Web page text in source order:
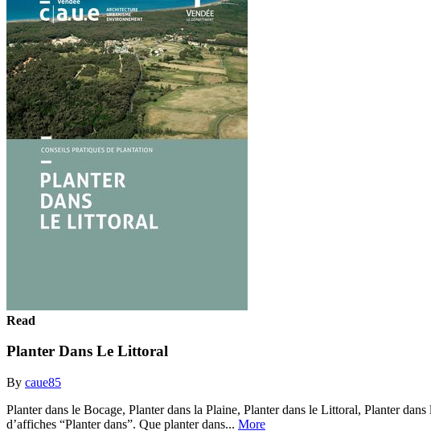
Read
Planter Dans Le Littoral
By caue85
Planter dans le Bocage, Planter dans la Plaine, Planter dans le Littoral, Planter
d’affiches “Planter dans”. Que planter dans... More